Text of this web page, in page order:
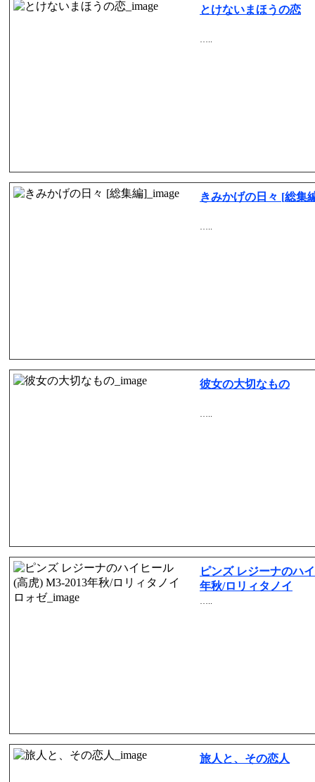
とけないまほうの恋
…..
きみかげの日々 [総集
…..
彼女の大切なもの
…..
ピンズ レジーナのハ
年秋/ロリィタノイ
…..
旅人と、その恋人